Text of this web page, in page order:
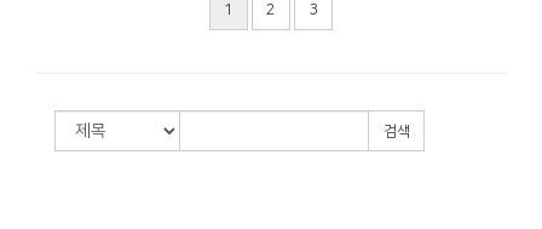
1 2 3
검색